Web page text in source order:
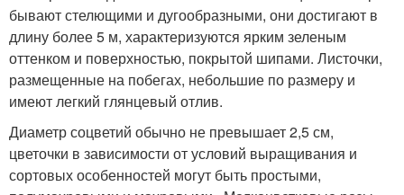
бывают стелющими и дугообразными, они достигают в
длину более 5 м, характеризуются ярким зеленым
оттенком и поверхностью, покрытой шипами. Листочки,
размещенные на побегах, небольшие по размеру и
имеют легкий глянцевый отлив.
Диаметр соцветий обычно не превышает 2,5 см,
цветочки в зависимости от условий выращивания и
сортовых особенностей могут быть простыми,